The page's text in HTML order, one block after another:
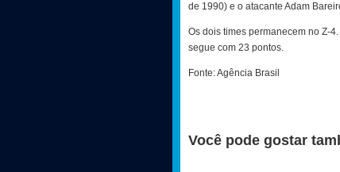
de 1990) e o atacante Adam
Os dois times permanecem no Z-
segue com 23 pontos.
Fonte: Agência Brasil
Você pode gostar